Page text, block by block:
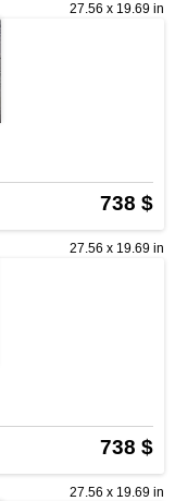
27.56 x 19.69 in
738 $
27.56 x 19.69 in
738 $
27.56 x 19.69 in